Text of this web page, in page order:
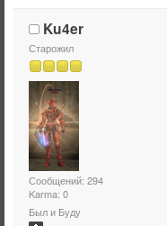
Ku4er
Старожил
Сообщений: 294
Karma: 0
Был и Буду